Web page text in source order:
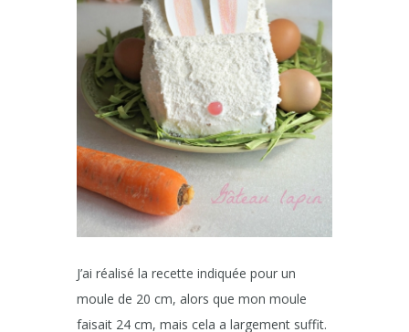
J’ai réalisé la recette indiquée pour un
moule de 20 cm, alors que mon moule
faisait 24 cm, mais cela a largement suffit.